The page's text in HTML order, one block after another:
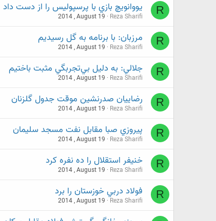
R يووانويچ بازي با پرسپوليس را از دست داد
Reza Sharifi
2014 , August 19
R مرزبان: با برنامه به گل رسيديم
Reza Sharifi
2014 , August 19
R جلالي: به دليل بي‌تجربگي مثبت باختيم
Reza Sharifi
2014 , August 19
R رضاييان صدرنشين موقت جدول گلزنان
Reza Sharifi
2014 , August 19
R پيروزي صبا مقابل نفت مسجد سليمان
Reza Sharifi
2014 , August 19
R خنيفر استقلال را ده نفره کرد
Reza Sharifi
2014 , August 19
R فولاد دربي خوزستان را برد
Reza Sharifi
2014 , August 19